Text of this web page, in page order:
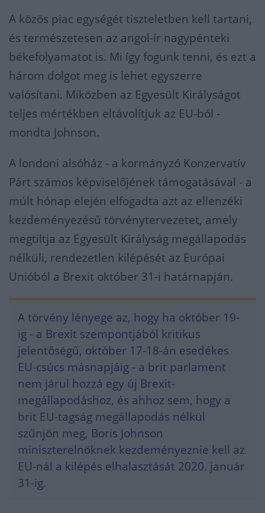
A közös piac egységét tiszteletben kell tartani,
és természetesen az angol-ír nagypénteki
békefolyamatot is. Mi így fogunk tenni, és ezt a
három dolgot meg is lehet egyszerre
valósítani. Miközben az Egyesült Királyságot
teljes mértékben eltávolítjuk az EU-ból -
mondta Johnson.
A londoni alsóház - a kormányzó Konzervatív
Párt számos képviselőjének támogatásával - a
múlt hónap elején elfogadta azt az ellenzéki
kezdeményezésű törvénytervezetet, amely
megtiltja az Egyesült Királyság megállapodás
nélküli, rendezetlen kilépését az Európai
Unióból a Brexit október 31-i határnapján.
A törvény lényege az, hogy ha október 19-
ig - a Brexit szempontjából kritikus
jelentőségű, október 17-18-án esedékes
EU-csúcs másnapjáig - a brit parlament
nem járul hozzá egy új Brexit-
megállapodáshoz, és ahhoz sem, hogy a
brit EU-tagság megállapodás nélkül
szűnjön meg, Boris Johnson
miniszterelnöknek kezdeményeznie kell az
EU-nál a kilépés elhalasztását 2020. január
31-ig.